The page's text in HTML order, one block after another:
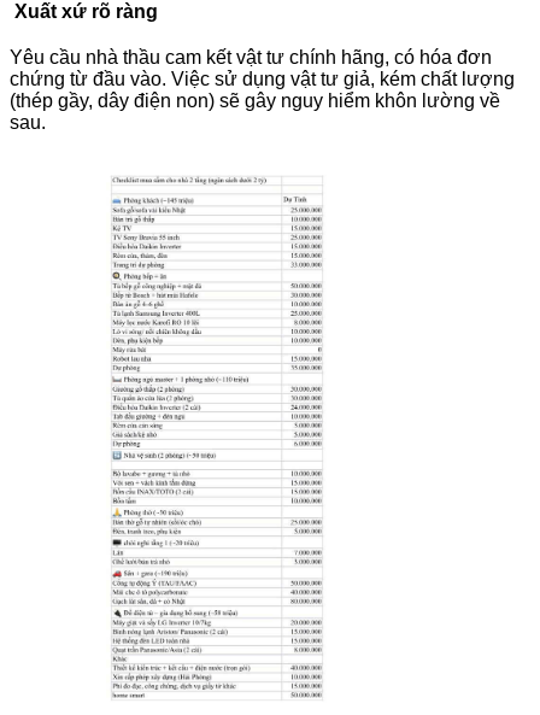
Xuất xứ rõ ràng
Yêu cầu nhà thầu cam kết vật tư chính hãng, có hóa đơn
chứng từ đầu vào. Việc sử dụng vật tư giả, kém chất lượng
(thép gầy, dây điện non) sẽ gây nguy hiểm khôn lường về
sau.